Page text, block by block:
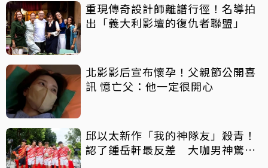
重現傳奇設計師離譜行徑！名導拍
出「義大利影壇的復仇者聯盟」
北影影后宣布懷孕！父親節公開喜
訊 憶亡父：他一定很開心
邱以太新作「我的神隊友」殺青！
認了鍾岳軒最反差 大咖男神驚喜